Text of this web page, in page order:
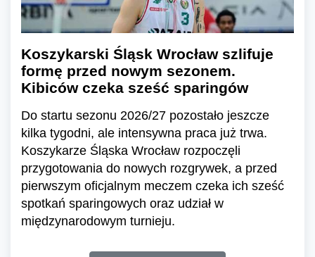
Koszykarski Śląsk Wrocław szlifuje
formę przed nowym sezonem.
Kibiców czeka sześć sparingów
Do startu sezonu 2026/27 pozostało jeszcze
kilka tygodni, ale intensywna praca już trwa.
Koszykarze Śląska Wrocław rozpoczęli
przygotowania do nowych rozgrywek, a przed
pierwszym oficjalnym meczem czeka ich sześć
spotkań sparingowych oraz udział w
międzynarodowym turnieju.